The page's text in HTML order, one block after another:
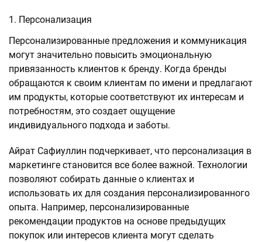
Персонализация
Персонализированные предложения и коммуникация
могут значительно повысить эмоциональную
привязанность клиентов к бренду. Когда бренды
обращаются к своим клиентам по имени и предлагают
им продукты, которые соответствуют их интересам и
потребностям, это создает ощущение
индивидуального подхода и заботы.
Айрат Сафиуллин подчеркивает, что персонализация в
маркетинге становится все более важной. Технологии
позволяют собирать данные о клиентах и
использовать их для создания персонализированного
опыта. Например, персонализированные
рекомендации продуктов на основе предыдущих
покупок или интересов клиента могут сделать